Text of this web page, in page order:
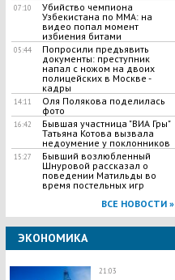
07:10
Убийство чемпиона
Узбекистана по MMA: на
видео попал момент
избиения битами
05:44
Попросили предъявить
документы: преступник
напал с ножом на двоих
полицейских в Москве -
кадры
14:11
Оля Полякова поделилась
фото
16:42
Бывшая участница "ВИА Гры"
Татьяна Котова вызвала
недоумение у поклонников
15:27
Бывший возлюбленный
Шнуровой рассказал о
поведении Матильды во
время постельных игр
ВСЕ НОВОСТИ »
ЭКОНОМИКА
21:03